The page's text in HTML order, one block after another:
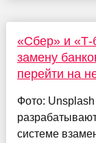
«Сбер» и «Т-
замену
перейти на
Фото: Unsplash
системе